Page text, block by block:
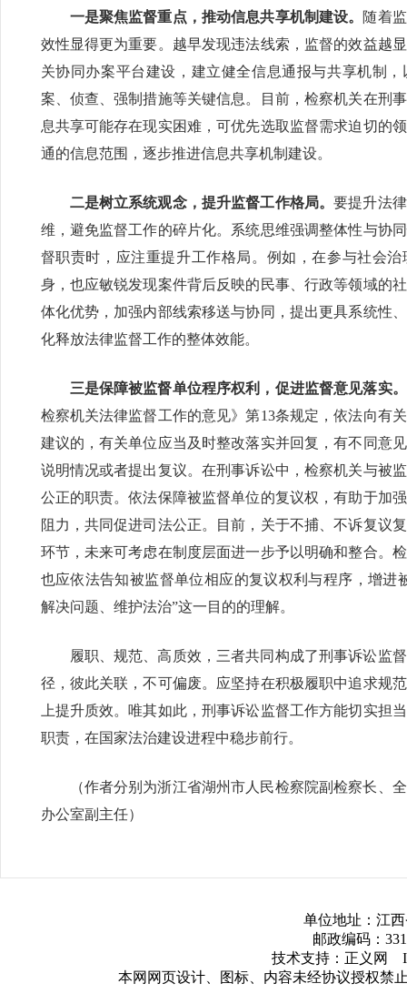
一是聚焦监督重点，推动信息共享机制建设。 随着
效性显得更为重要。越早发现违法线索，监督的效益越
关协同办案平台建设，建立健全信息通报与共享机制
案、侦查、强制措施等关键信息。目前，检察机关在刑
息共享可能存在现实困难，可优先选取监督需求迫切的
通的信息范围，逐步推进信息共享机制建设。
二是树立系统观念，提升监督工作格局。要提升法
维，避免监督工作的碎片化。系统思维强调整体性与协
督职责时，应注重提升工作格局。例如，在参与社会
身，也应敏锐发现案件背后反映的民事、行政等领域的
体化优势，加强内部线索移送与协同，提出更具系统性
化释放法律监督工作的整体效能。
三是保障被监督单位程序权利，促进监督意见落实。
检察机关法律监督工作的意见》第13条规定，依法向有
建议的，有关单位应当及时整改落实并回复，有不同意
说明情况或者提出复议。在刑事诉讼中，检察机关与被
公正的职责。依法保障被监督单位的复议权，有助于加
阻力，共同促进司法公正。目前，关于不捕、不诉复议
环节，未来可考虑在制度层面进一步予以明确和整合。
也应依法告知被监督单位相应的复议权利与程序，增进
解决问题、维护法治”这一目的的理解。
履职、规范、高质效，三者共同构成了刑事诉讼监
径，彼此关联，不可偏废。应坚持在积极履职中追求规
上提升质效。唯其如此，刑事诉讼监督工作方能切实担
职责，在国家法治建设进程中稳步前行。
（作者分别为浙江省湖州市人民检察院副检察长、
办公室副主任）
单位地址：江
邮政编码：
技术支持：正义网
本网网页设计、图标、内容未经协议授权禁